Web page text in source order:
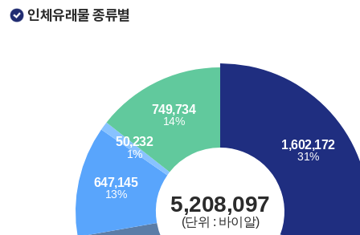
인체유래물 종류별